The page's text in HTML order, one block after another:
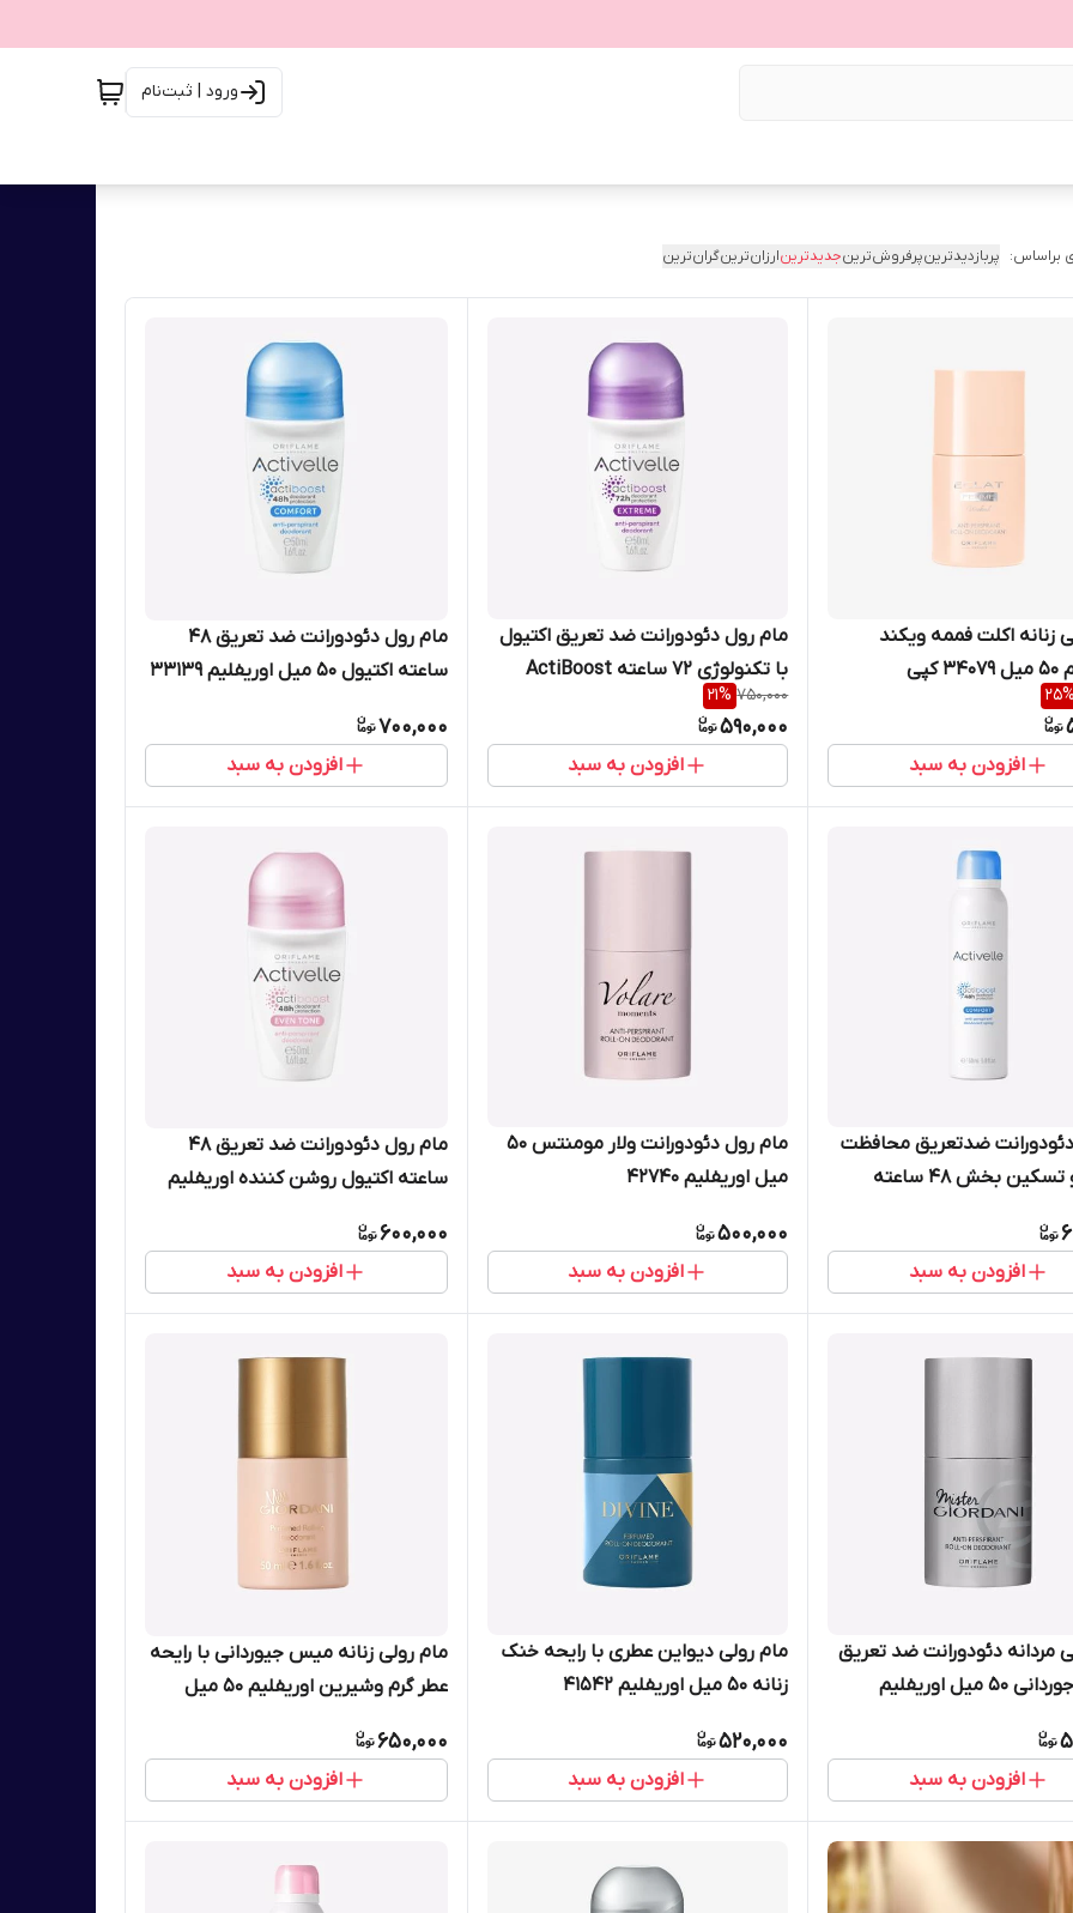
ورود | ثبت‌نام
براساس: پربازدیدترینپرفروش‌ترینجدیدترینارزان‌ترینگران‌ترین
زنانه اکلت فممه ویکند
25%
افزودن به سبد
مام رول دئودورانت ضد تعریق اکتیول
با تکنولوژی 72 ساعته ActiBoost
اوریفلیم 50 میل 33142
750,000
21%
590,000
افزودن به سبد
مام رول دئودورانت ضد تعریق 48
ساعته اکتیول 50 میل اوریفلیم 33139
700,000
افزودن به سبد
ضدتعریق محافظت
کننده و تسکین بخش 48 ساعته
افزودن به سبد
مام رول دئودورانت ولار مومنتس 50
میل اوریفلیم 42740
500,000
افزودن به سبد
مام رول دئودورانت ضد تعریق 48
ساعته اکتیول روشن کننده اوریفلیم
600,000
افزودن به سبد
مردانه دئودورانت ضد تعریق
میستر جوردانی 50 میل اوریفلیم
افزودن به سبد
مام رولی دیواین عطری با رایحه خنک
زنانه 50 میل اوریفلیم 41542
520,000
افزودن به سبد
مام رولی زنانه میس جیوردانی با رایحه
عطر گرم وشیرین اوریفلیم 50 میل
650,000
افزودن به سبد